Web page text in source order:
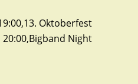
Oktoberfest
Night